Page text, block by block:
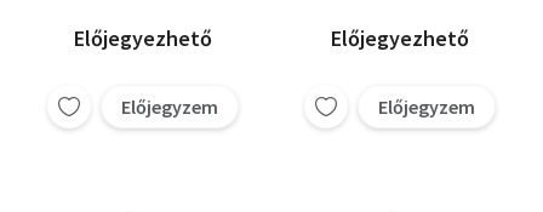
Előjegyezhető
Előjegyzem
Előjegyezhető
Előjegyzem